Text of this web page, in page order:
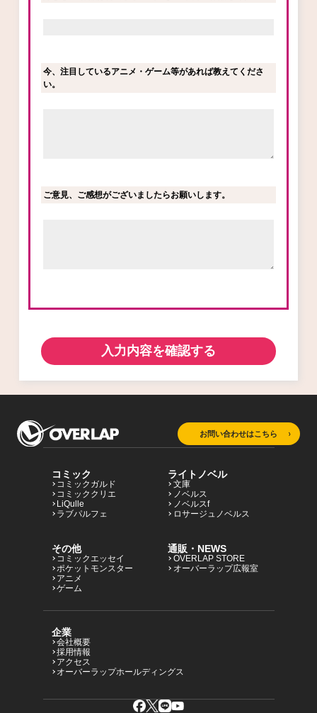
今、注目しているアニメ・ゲーム等があれば教えてくださ
い。
ご意見、ご感想がございましたらお願いします。
入力内容を確認する
お問い合わせはこちら
コミック
コミックガルド
コミッククリエ
LiQulle
ラブパルフェ
ライトノベル
文庫
ノベルス
ノベルスf
ロサージュノベルス
その他
コミックエッセイ
ポケットモンスター
アニメ
ゲーム
通販・NEWS
OVERLAP STORE
オーバーラップ広報室
企業
会社概要
採用情報
アクセス
オーバーラップホールディングス